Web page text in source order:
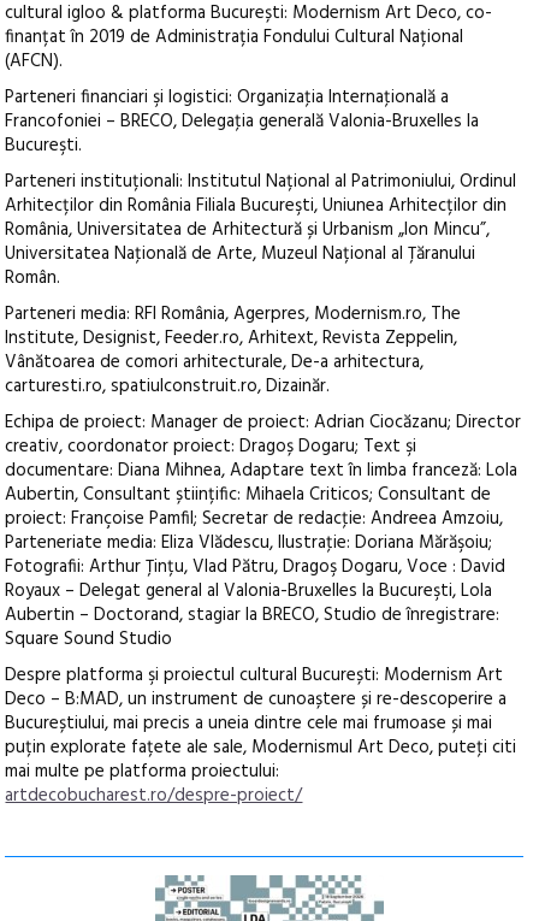
cultural igloo & platforma București: Modernism Art Deco, co-
finanțat în 2019 de Administrația Fondului Cultural Național
(AFCN).
Parteneri financiari şi logistici: Organizaţia Internaţională a
Francofoniei – BRECO, Delegaţia generală Valonia-Bruxelles la
Bucureşti.
Parteneri instituționali: Institutul Național al Patrimoniului, Ordinul
Arhitecților din România Filiala Bucureşti, Uniunea Arhitecților din
România, Universitatea de Arhitectură și Urbanism „Ion Mincu”,
Universitatea Naţională de Arte, Muzeul Național al Țăranului
Român.
Parteneri media: RFI România, Agerpres, Modernism.ro, The
Institute, Designist, Feeder.ro, Arhitext, Revista Zeppelin,
Vânătoarea de comori arhitecturale, De-a arhitectura,
carturesti.ro, spatiulconstruit.ro, Dizainăr.
Echipa de proiect: Manager de proiect: Adrian Ciocăzanu; Director
creativ, coordonator proiect: Dragoș Dogaru; Text şi
documentare: Diana Mihnea, Adaptare text în limba franceză: Lola
Aubertin, Consultant științific: Mihaela Criticos; Consultant de
proiect: Françoise Pamfil; Secretar de redacţie: Andreea Amzoiu,
Parteneriate media: Eliza Vlădescu, Ilustraţie: Doriana Mărăşoiu;
Fotografii: Arthur Țințu, Vlad Pătru, Dragoş Dogaru, Voce : David
Royaux – Delegat general al Valonia-Bruxelles la Bucureşti, Lola
Aubertin – Doctorand, stagiar la BRECO, Studio de înregistrare:
Square Sound Studio
Despre platforma şi proiectul cultural București: Modernism Art
Deco – B:MAD, un instrument de cunoaștere și re-descoperire a
Bucureștiului, mai precis a uneia dintre cele mai frumoase și mai
puțin explorate fațete ale sale, Modernismul Art Deco, puteţi citi
mai multe pe platforma proiectului:
artdecobucharest.ro/despre-proiect/